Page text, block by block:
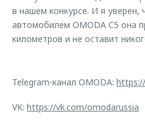
в нашем конкурсе. И я
автомобилем OMODA C5 она
километров и не оставит
Telegram-канал OMODA:
VK: https://vk.com/omodarussia